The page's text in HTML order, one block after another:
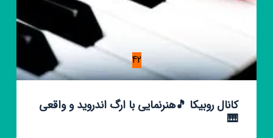
42
کانال روبیکا 🎵هنرنمایی با ارگ اندروید و واقعی
🎹